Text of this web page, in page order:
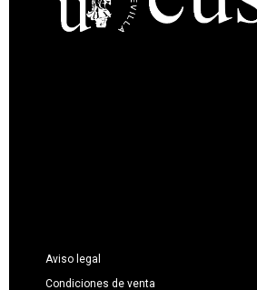
Aviso legal
Condiciones de venta